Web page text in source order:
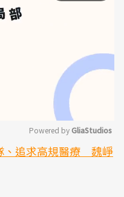
Mute
Powered by GliaStudios
、追求高規醫療 魏崢